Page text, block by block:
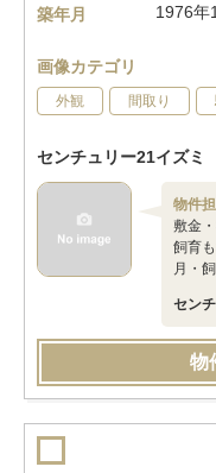
築年月
1976年
画像カテゴリ
外観 間取り
センチュリー21イズミ
物件
敷金
飼育
月・
セン
物